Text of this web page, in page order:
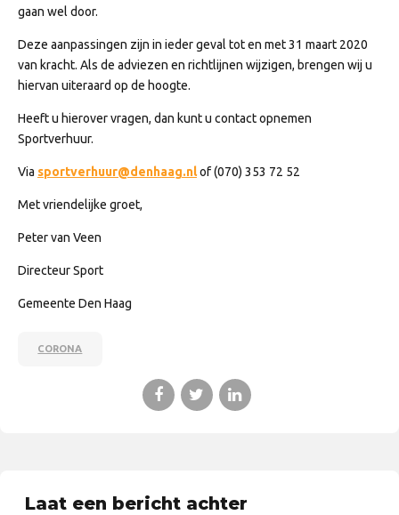
gaan wel door.
Deze aanpassingen zijn in ieder geval tot en met 31 maart 2020
van kracht. Als de adviezen en richtlijnen wijzigen, brengen wij u
hiervan uiteraard op de hoogte.
Heeft u hierover vragen, dan kunt u contact opnemen
Sportverhuur.
Via sportverhuur@denhaag.nlof (070) 353 72 52
Met vriendelijke groet,
Peter van Veen
Directeur Sport
Gemeente Den Haag
CORONA
Laat een bericht achter